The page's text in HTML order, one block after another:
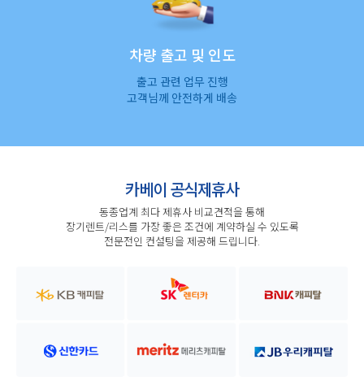
차량 출고 및 인도
출고 관련 업무 진행
고객님께 안전하게 배송
카베이 공식제휴사
동종업계 최다 제휴사 비교견적을 통해
장기렌트/리스를 가장 좋은 조건에 계약하실 수 있도록
전문전인 컨설팅을 제공해 드립니다.